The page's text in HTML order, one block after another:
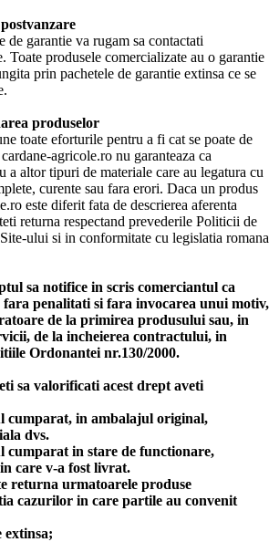
de garantie va rugam sa contactati
Toate produsele comercializate au o garantie
prin pachetele de garantie extinsa ce se
produselor
toate eforturile pentru a fi cat se poate de
agricole.ro nu garanteaza ca
a altor tipuri de materiale care au legatura cu
curente sau fara erori. Daca un produs
este diferit fata de descrierea aferenta
returna respectand prevederile Politicii de
ului si in conformitate cu legislatia romana
sa notifice in scris comerciantul ca
penalitati si fara invocarea unui motiv,
de la primirea produsului sau, in
de la incheierea contractului, in
Ordonantei nr.130/2000.
sa valorificati acest drept aveti
cumparat, in ambalajul original,
dvs.
cumparat in stare de functionare,
care v-a fost livrat.
returna urmatoarele produse
cazurilor in care partile au convenit
extinsa;